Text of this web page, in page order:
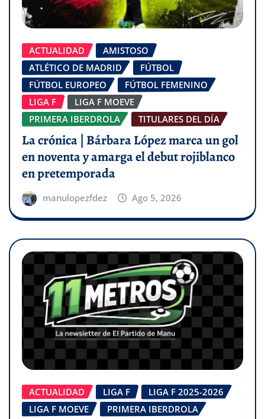
ACTUALIDAD
AMISTOSO
ATLÉTICO DE MADRID
FÚTBOL
FÚTBOL EUROPEO
FÚTBOL FEMENINO
LIGA F
LIGA F MOEVE
PRIMERA IBERDROLA
TITULARES DEL DÍA
La crónica | Bárbara López marca un gol
en noventa y amarga el debut rojiblanco
en pretemporada
manulopezfdez Ago 5, 2026
ACTUALIDAD LIGA F
LIGA F 2025-2026
LIGA F MOEVE
PRIMERA IBERDROLA